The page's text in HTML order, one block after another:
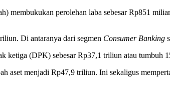
perolehan laba sebesar Rp851
Di antaranya dari segmen Consumer Banking
ketiga (DPK) sebesar Rp37,1 triliun atau tumbuh
aset menjadi Rp47,9 triliun. Ini sekaligus